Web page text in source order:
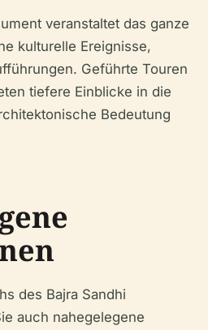
veranstaltet das ganze
kulturelle Ereignisse,
Geführte Touren
tiefere Einblicke in die
Bedeutung
des Bajra Sandhi
auch nahegelegene